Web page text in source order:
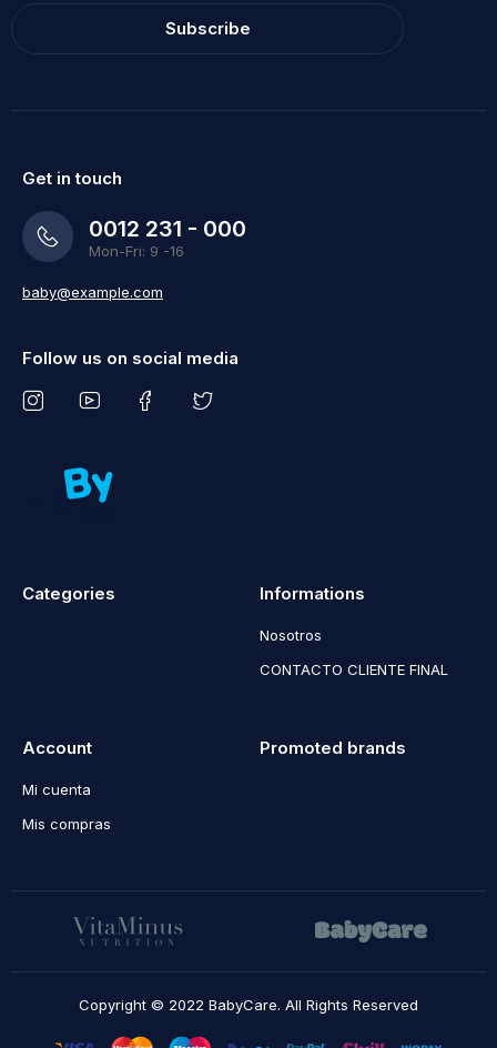
Subscribe
Get in touch
0012 231 - 000
Mon-Fri: 9 -16
baby@example.com
Follow us on social media
Categories Informations
Nosotros
CONTACTO CLIENTE FINAL
Account
Mi cuenta
Mis compras
Promoted brands
Copyright © 2022 BabyCare. All Rights Reserved